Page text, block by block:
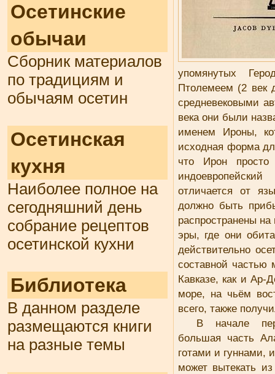
Осетинские
обычаи
Сборник материалов
по традициям и
обычаям осетин
Осетинская
кухня
Наиболее полное на
сегодняшний день
собрание рецептов
осетинской кухни
Библиотека
В данном разделе
размещаются книги
на разные темы
упомянутых
Птолемеем (2 век
средневековыми
века они были
именем Ироны,
исходная форма
что Ирон
отличается от
должно быть
распространены
эры, где они
действительно
составной частью
Кавказе, как и Aр-
море, на чьём
всего, также
В начале
большая часть
готами и гуннами,
может вытекать